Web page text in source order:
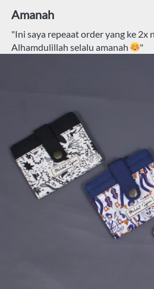
Amanah
"Ini saya repeaat order yang ke 2x
Alhamdulillah selalu amanah
"